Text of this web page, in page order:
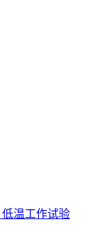
低温工作试验